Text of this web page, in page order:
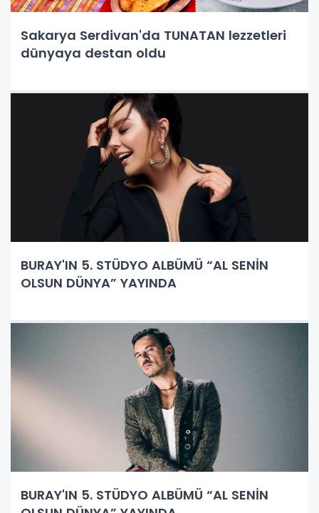
Sakarya Serdivan'da TUNATAN lezzetleri
dünyaya destan oldu
BURAY'IN 5. STÜDYO ALBÜMÜ “AL SENİN
OLSUN DÜNYA” YAYINDA
BURAY'IN 5. STÜDYO ALBÜMÜ “AL SENİN